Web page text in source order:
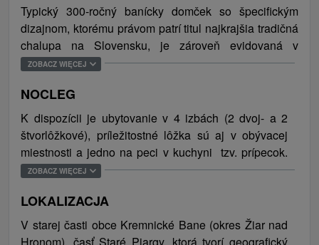
Typický 300-ročný banícky domček so špecifickým
dizajnom, ktorému právom patrí titul najkrajšia tradičná
chalupa na Slovensku, je zároveň evidovaná v
zozname kultúrnych pamiatok. Nachádza sa v peknom
a celoročne ubytuje svojich hostí v štyroch spálňach. V
trojpodlažnom objekte je k dispozícii na prízemí
kompletne zariadená kuchyňa s jedálenskou časťou,
na prvom poschodí otvorený priestor plniaci funkciu
obývačky a spoločenskej miestnosti a druhé poschodie
je tiež čiastočne otvorené a spolu s ďalšou obývacou
miestnosťou tvorí jeden celok. Exteriér chalúpky je
obkolesený lesom a nachádza sa v ňom priestranná
záhrada a volejbalové ihrisko, v lete je hosťom k
ZOBACZ WIĘCEJ
NOCLEG
K dispozícii je ubytovanie v 4 izbách (2 dvoj- a 2
štvorlôžkové), príležitostné lôžka sú aj v obývacej
miestnosti a jedno na peci v kuchyni tzv. prípecok.
Na prízemí sa nachádza kompletne zariadená
(sprchový kút, umývadlo, toaleta) s drevenou kaďou,
na prvom poschodí a druhom poschodí otvorený
priestor plniaci funkciu obývačky a spoločenskej
ZOBACZ WIĘCEJ
LOKALIZACJA
V starej časti obce Kremnické Bane (okres Žiar nad